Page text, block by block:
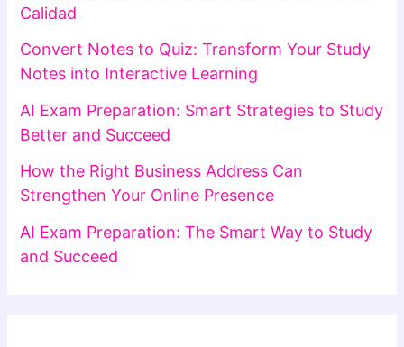
Calidad
Convert Notes to Quiz: Transform Your Study
Notes into Interactive Learning
AI Exam Preparation: Smart Strategies to Study
Better and Succeed
How the Right Business Address Can
Strengthen Your Online Presence
AI Exam Preparation: The Smart Way to Study
and Succeed